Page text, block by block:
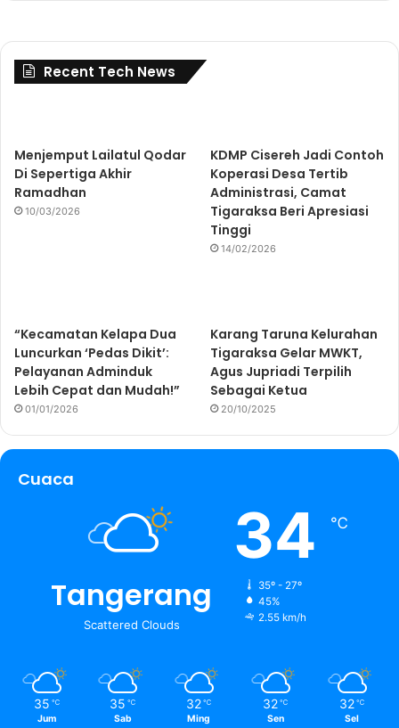
Recent Tech News
Menjemput Lailatul Qodar
Di Sepertiga Akhir
Ramadhan
10/03/2026
KDMP Cisereh Jadi Contoh
Koperasi Desa Tertib
Administrasi, Camat
Tigaraksa Beri Apresiasi
Tinggi
14/02/2026
“Kecamatan Kelapa Dua
Luncurkan ‘Pedas Dikit’:
Pelayanan Adminduk
Lebih Cepat dan Mudah!”
01/01/2026
Karang Taruna Kelurahan
Tigaraksa Gelar MWKT,
Agus Jupriadi Terpilih
Sebagai Ketua
20/10/2025
Cuaca
Tangerang
Scattered Clouds
34 ℃
35º - 27º
45%
2.55 km/h
35 ℃
Jum
35 ℃
Sab
32 ℃
Ming
32 ℃
Sen
32 ℃
Sel